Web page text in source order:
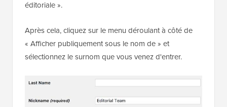
souhaitez afficher aux visiteurs, tel que « Équipe
Après cela, cliquez sur le menu déroulant à côté de
« Afficher publiquement sous le nom de » et